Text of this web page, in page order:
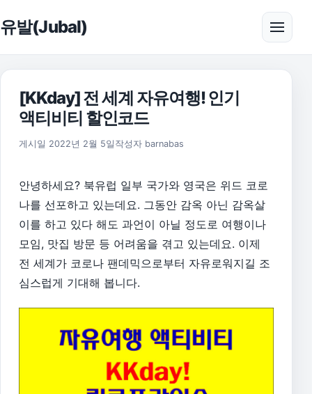
유발(Jubal) 메뉴
[KKday] 전 세계 자유여행! 인기
액티비티 할인코드
게시일 2022년 2월 5일 작성자 barnabas
안녕하세요? 북유럽 일부 국가와 영국은 위드 코로
나를 선포하고 있는데요. 그동안 감옥 아닌 감옥살
이를 하고 있다 해도 과언이 아닐 정도로 여행이나
모임, 맛집 방문 등 어려움을 겪고 있는데요. 이제
전 세계가 코로나 팬데믹으로부터 자유로워지길 조
심스럽게 기대해 봅니다.